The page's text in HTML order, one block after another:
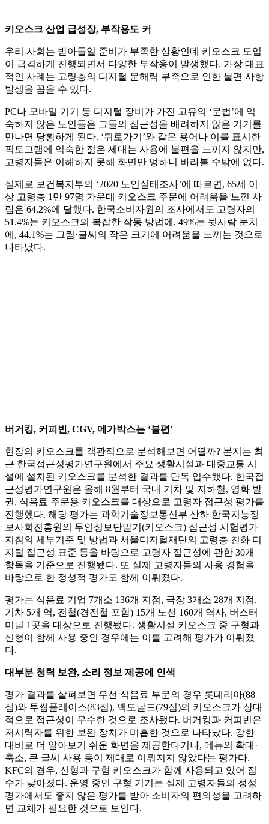
키오스크 산업 급성장, 부작용도 커
우리 사회는 받아들일 준비가 부족한 상황인데 키오스크 도입
이 급격하게 진행되면서 다양한 부작용이 발생했다. 가장 대표
적인 사례는 고령층의 디지털 문해력 부족으로 인한 불편 사항
발생을 꼽을 수 있다.
PC나 모바일 기기 등 디지털 장비가 가진 고유의 ‘문법’에 익
숙하지 않은 노인들은 그들의 접근성을 배려하지 않은 기기를
만나면 당황하게 된다. ‘뒤로가기’와 같은 용어나 이를 표시한
픽토그램에 익숙한 젊은 세대는 사용에 불편을 느끼지 않지만,
고령자들은 이해하지 못해 화면만 멍하니 바라볼 수밖에 없다.
실제로 보건복지부의 ‘2020 노인실태조사’에 따르면, 65세 이
상 고령층 1만 97명 가운데 키오스크 주문에 어려움을 느낀 사
람은 64.2%에 달했다. 한국소비자원의 조사에서도 고령자의
51.4%는 키오스크의 복잡한 작동 방법에, 49%는 뒷사람 눈치
에, 44.1%는 그림·글씨의 작은 크기에 어려움을 느끼는 것으로
나타났다.
버거킹, 커피빈, CGV, 메가박스는 ‘불편’
현장의 키오스크를 객관적으로 분석해보면 어떨까? 본지는 최
근 한국접근성평가연구원에서 주요 생활시설과 대중교통 시
설에 설치된 키오스크를 분석한 결과를 단독 입수했다. 한국접
근성평가연구원은 올해 8월부터 국내 기차 및 지하철, 영화 발
권, 식음료 주문용 키오스크를 대상으로 고령자 접근성 평가를
진행했다. 해당 평가는 과학기술정보통신부 산하 한국지능정
보사회진흥원의 무인정보단말기(키오스크) 접근성 시험평가
지침의 세부기준 및 방법과 서울디지털재단의 고령층 친화 디
지털 접근성 표준 등을 바탕으로 고령자 접근성에 관한 30개
항목을 기준으로 진행됐다. 또 실제 고령자들의 사용 경험을
바탕으로 한 정성적 평가도 함께 이뤄졌다.
평가는 식음료 기업 7개소 136개 지점, 극장 3개소 28개 지점,
기차 5개 역, 전철(경전철 포함) 15개 노선 160개 역사, 버스터
미널 1곳을 대상으로 진행됐다. 생활시설 키오스크 중 구형과
신형이 함께 사용 중인 경우에는 이를 고려해 평가가 이뤄졌
다.
대부분 청력 보완, 소리 정보 제공에 인색
평가 결과를 살펴보면 우선 식음료 부문의 경우 롯데리아(88
점)와 투썸플레이스(83점), 맥도날드(79점)의 키오스크가 상대
적으로 접근성이 우수한 것으로 조사됐다. 버거킹과 커피빈은
저시력자를 위한 보완 장치가 미흡한 것으로 나타났다. 강한
대비로 더 알아보기 쉬운 화면을 제공한다거나, 메뉴의 확대·
축소, 큰 글씨 사용 등이 제대로 이뤄지지 않았다는 평가다.
KFC의 경우, 신형과 구형 키오스크가 함께 사용되고 있어 점
수가 낮아졌다. 운영 중인 구형 기기는 실제 고령자들의 정성
평가에서도 좋지 않은 평가를 받아 소비자의 편의성을 고려하
면 교체가 필요한 것으로 보인다.